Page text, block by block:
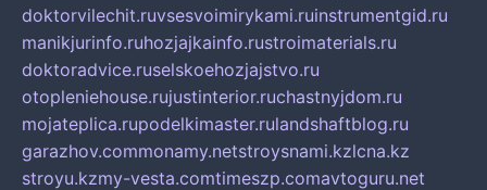
doktorvilechit.ruvsesvoimirykami.ruinstrumentgid.ru
manikjurinfo.ruhozjajkainfo.rustroimaterials.ru
doktoradvice.ruselskoehozjajstvo.ru
otopleniehouse.rujustinterior.ruchastnyjdom.ru
mojateplica.rupodelkimaster.rulandshaftblog.ru
garazhov.commonamy.netstroysnami.kzlcna.kz
stroyu.kzmy-vesta.comtimeszp.comavtoguru.net